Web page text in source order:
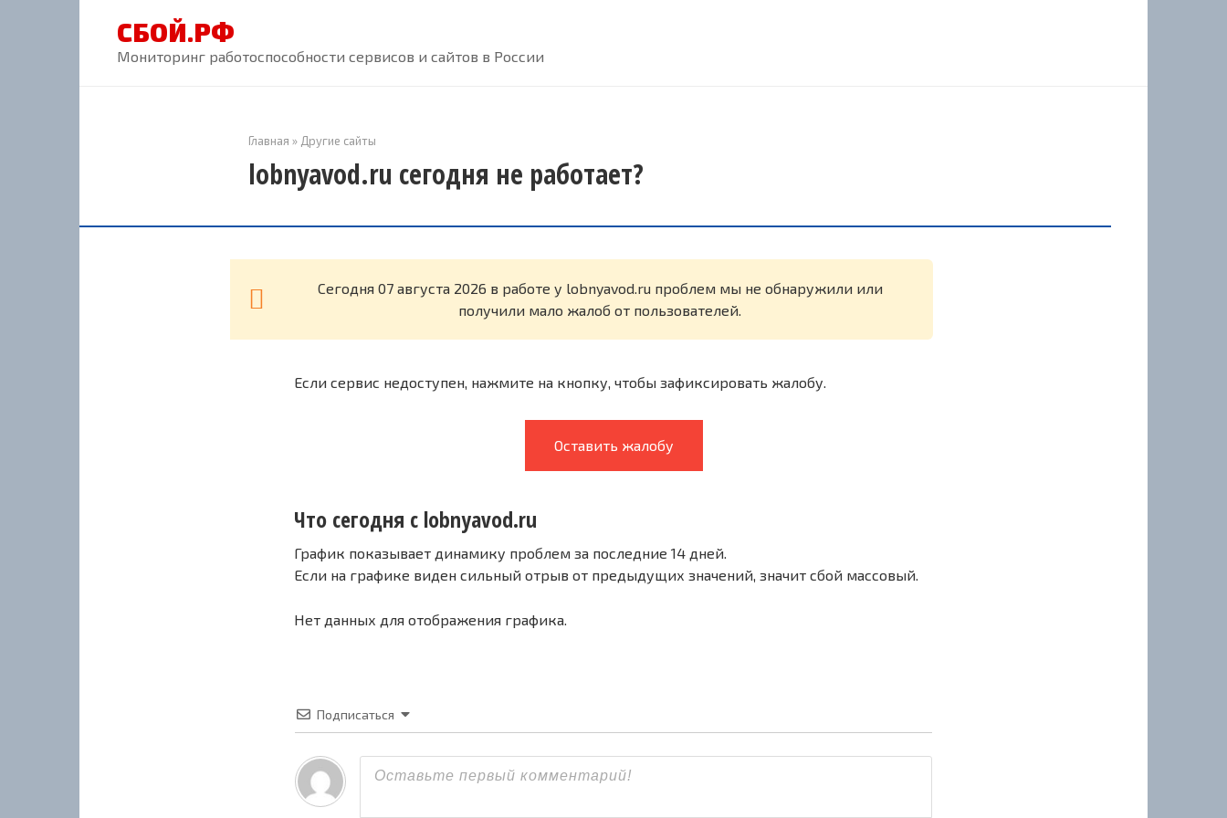
СБОЙ.РФ
Мониторинг работоспособности сервисов и сайтов в России
Главная » Другие сайты
lobnyavod.ru сегодня не работает?
Cегодня 07 августа 2026 в работе у lobnyavod.ru проблем мы не обнаружили или
получили мало жалоб от пользователей.
Если сервис недоступен, нажмите на кнопку, чтобы зафиксировать жалобу.
Оставить жалобу
Что сегодня с lobnyavod.ru
График показывает динамику проблем за последние 14 дней.
Если на графике виден сильный отрыв от предыдущих значений, значит сбой массовый.
Нет данных для отображения графика.
Подписаться